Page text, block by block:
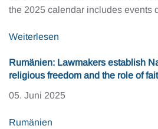
the 2025 calendar includes events
Weiterlesen
Rumänien: Lawmakers establish
religious freedom and the role of
05. Juni 2025
Rumänien